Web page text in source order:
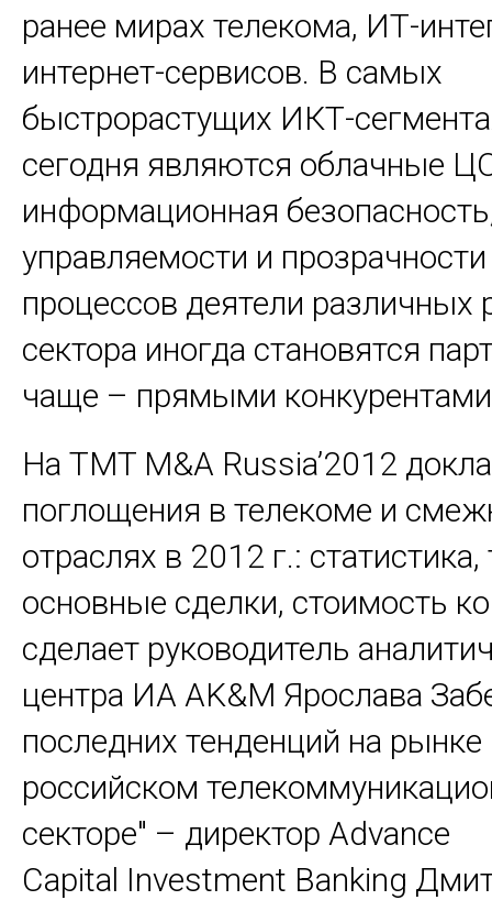
ранее мирах телекома, ИТ-
интернет-сервисов. В самых
быстрорастущих ИКТ-
сегодня являются облачные
информационная
управляемости и
процессов деятели
сектора иногда становятся
чаще – прямыми
На TMT M&A Russia’2012
поглощения в телекоме и
отраслях в 2012 г.:
основные сделки, стоимость
сделает руководитель
центра ИА AK&M Ярослава
последних тенденций на
российском
секторе" – директор Advance
Capital Investment Banking